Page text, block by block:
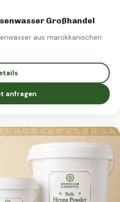
Großhandel
aus marokkanischen
anfragen